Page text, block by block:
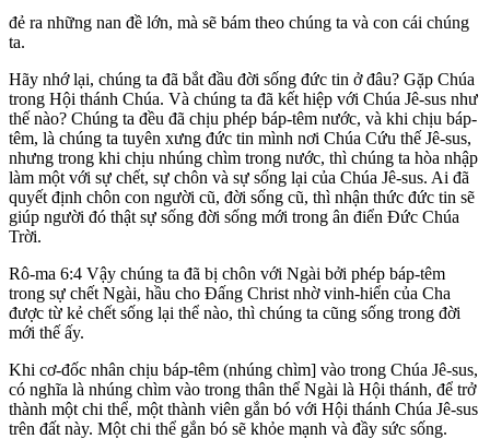
đẻ ra những nan đề lớn, mà sẽ bám theo chúng ta và con cái chúng
ta.
Hãy nhớ lại, chúng ta đã bắt đầu đời sống đức tin ở đâu? Gặp Chúa
trong Hội thánh Chúa. Và chúng ta đã kết hiệp với Chúa Jê-sus như
thế nào? Chúng ta đều đã chịu phép báp-têm nước, và khi chịu báp-
têm, là chúng ta tuyên xưng đức tin mình nơi Chúa Cứu thế Jê-sus,
nhưng trong khi chịu nhúng chìm trong nước, thì chúng ta hòa nhập
làm một với sự chết, sự chôn và sự sống lại của Chúa Jê-sus. Ai đã
quyết định chôn con người cũ, đời sống cũ, thì nhận thức đức tin sẽ
giúp người đó thật sự sống đời sống mới trong ân điển Đức Chúa
Trời.
Rô-ma 6:4 Vậy chúng ta đã bị chôn với Ngài bởi phép báp-têm
trong sự chết Ngài, hầu cho Đấng Christ nhờ vinh-hiển của Cha
được từ kẻ chết sống lại thể nào, thì chúng ta cũng sống trong đời
mới thế ấy.
Khi cơ-đốc nhân chịu báp-têm (nhúng chìm] vào trong Chúa Jê-sus,
có nghĩa là nhúng chìm vào trong thân thể Ngài là Hội thánh, để trở
thành một chi thể, một thành viên gắn bó với Hội thánh Chúa Jê-sus
trên đất này. Một chi thể gắn bó sẽ khỏe mạnh và đầy sức sống.